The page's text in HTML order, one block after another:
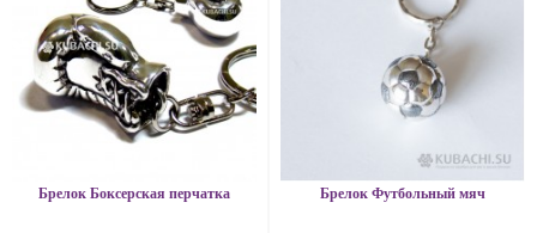
Брелок Боксерская перчатка Брелок Футбольный мяч